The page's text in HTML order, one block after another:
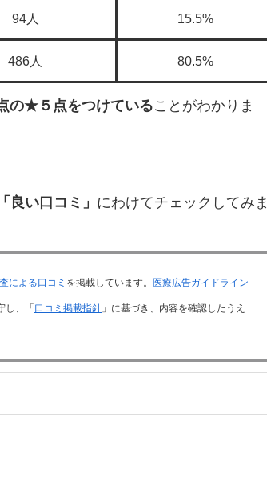
94人 15.5%
486人 80.5%
の★５点をつけていることがわかりま
良い口コミ」 にわけてチェックしてみま
による口コミ を掲載しています。 医療広告ガイドライン
し、「 口コミ掲載指針 」に基づき、内容を確認したうえ